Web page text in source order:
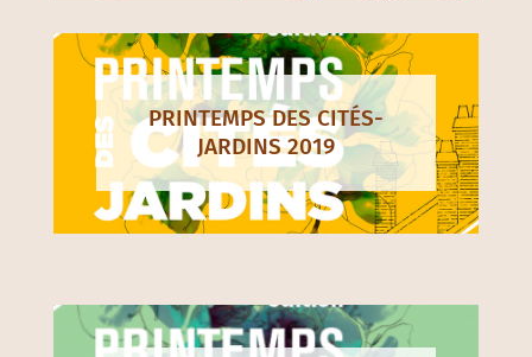
PRINTEMPS DES CITÉS-
JARDINS 2019